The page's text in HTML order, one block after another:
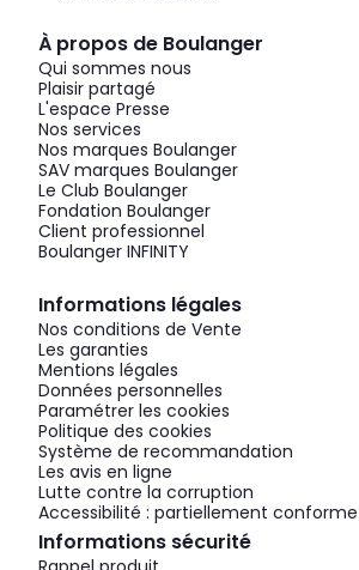
À propos de Boulanger
Qui sommes nous
Plaisir partagé
L'espace Presse
Nos services
Nos marques Boulanger
SAV marques Boulanger
Le Club Boulanger
Fondation Boulanger
Client professionnel
Boulanger INFINITY
Informations légales
Nos conditions de Vente
Les garanties
Mentions légales
Données personnelles
Paramétrer les cookies
Politique des cookies
Système de recommandation
Les avis en ligne
Lutte contre la corruption
Accessibilité : partiellement conforme
Informations sécurité